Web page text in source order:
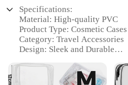
Specifications:
Material: High-quality PVC
Product Type: Cosmetic
Category: Travel Accessories
Design: Sleek and Durable
Performance: Water-
Size: Compact and Portable